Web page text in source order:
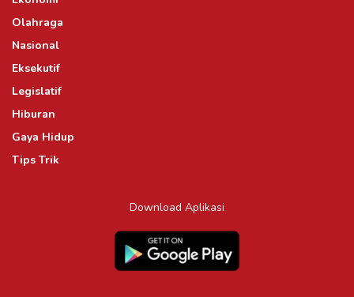
Olahraga
Nasional
Eksekutif
Legislatif
Hiburan
Gaya Hidup
Tips Trik
Download Aplikasi